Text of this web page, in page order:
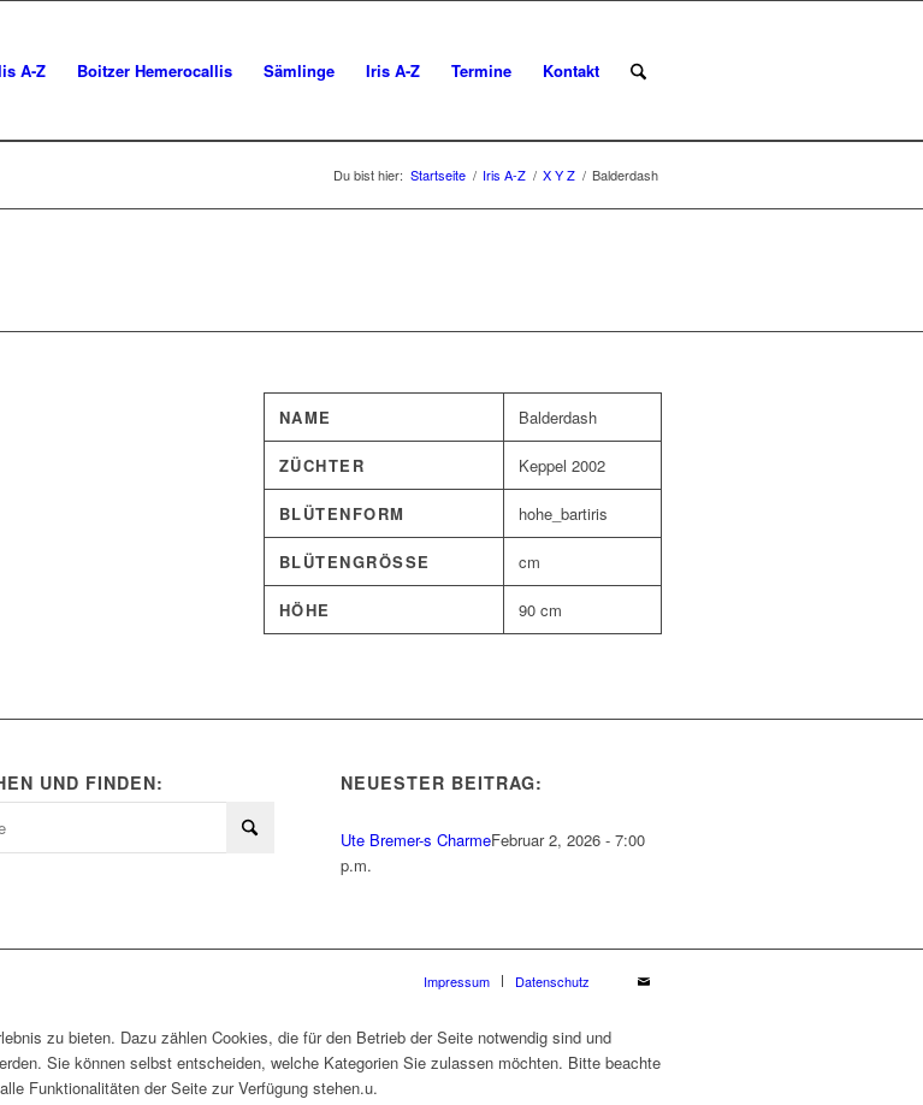
A-Z Boitzer Hemerocallis Sämlinge Iris A-Z Termine Kontakt
Du bist hier: Startseite / Iris A-Z / X Y Z / Balderdash
NAME Balderdash
ZÜCHTER Keppel 2002
BLÜTENFORM hohe_bartiris
BLÜTENGRÖSSE cm
HÖHE 90 cm
UND FINDEN: NEUESTER BEITRAG:
Ute Bremer-s CharmeFebruar 2, 2026 - 7:00
p.m.
Impressum Datenschutz
zu bieten. Dazu zählen Cookies, die für den Betrieb der Seite notwendig sind und
Sie können selbst entscheiden, welche Kategorien Sie zulassen möchten. Bitte beachte
Funktionalitäten der Seite zur Verfügung stehen.u.